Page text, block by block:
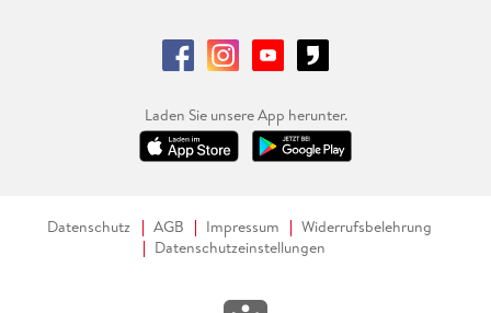
Laden Sie unsere App herunter.
Datenschutz AGB Impressum
Widerrufsbelehrung
Datenschutzeinstellungen